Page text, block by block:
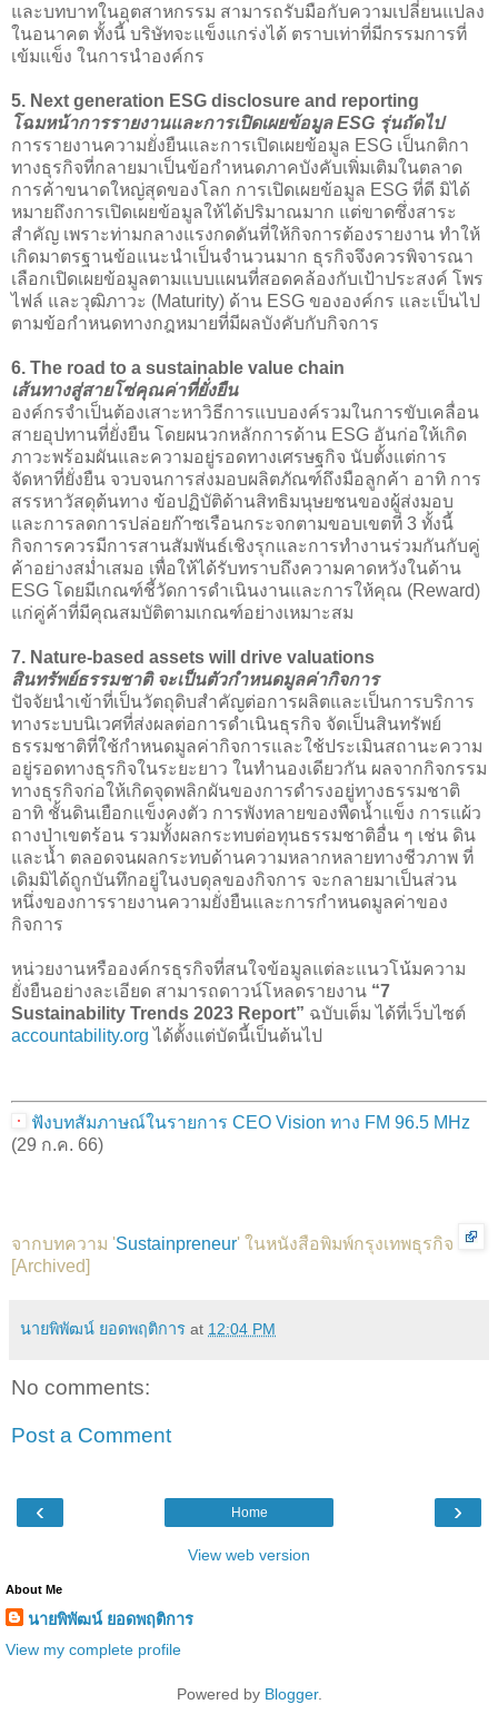
และบทบาทในอุตสาหกรรม สามารถรับมือกับความเปลี่ยนแปลง
ในอนาคต ทั้งนี้ บริษัทจะแข็งแกร่งได้ ตราบเท่าที่มีกรรมการที่
เข้มแข็ง ในการนำองค์กร
5. Next generation ESG disclosure and reporting
โฉมหน้าการรายงานและการเปิดเผยข้อมูล ESG รุ่นถัดไป
การรายงานความยั่งยืนและการเปิดเผยข้อมูล ESG เป็นกติกา
ทางธุรกิจที่กลายมาเป็นข้อกำหนดภาคบังคับเพิ่มเติมในตลาด
การค้าขนาดใหญ่สุดของโลก การเปิดเผยข้อมูล ESG ที่ดี มิได้
หมายถึงการเปิดเผยข้อมูลให้ได้ปริมาณมาก แต่ขาดซึ่งสาระ
สำคัญ เพราะท่ามกลางแรงกดดันที่ให้กิจการต้องรายงาน ทำให้
เกิดมาตรฐานข้อแนะนำเป็นจำนวนมาก ธุรกิจจึงควรพิจารณา
เลือกเปิดเผยข้อมูลตามแบบแผนที่สอดคล้องกับเป้าประสงค์ โพร
ไฟล์ และวุฒิภาวะ (Maturity) ด้าน ESG ขององค์กร และเป็นไป
ตามข้อกำหนดทางกฎหมายที่มีผลบังคับกับกิจการ
6. The road to a sustainable value chain
เส้นทางสู่สายโซ่คุณค่าที่ยั่งยืน
องค์กรจำเป็นต้องเสาะหาวิธีการแบบองค์รวมในการขับเคลื่อน
สายอุปทานที่ยั่งยืน โดยผนวกหลักการด้าน ESG อันก่อให้เกิด
ภาวะพร้อมผันและความอยู่รอดทางเศรษฐกิจ นับตั้งแต่การ
จัดหาที่ยั่งยืน จวบจนการส่งมอบผลิตภัณฑ์ถึงมือลูกค้า อาทิ การ
สรรหาวัสดุต้นทาง ข้อปฏิบัติด้านสิทธิมนุษยชนของผู้ส่งมอบ
และการลดการปล่อยก๊าซเรือนกระจกตามขอบเขตที่ 3 ทั้งนี้
กิจการควรมีการสานสัมพันธ์เชิงรุกและการทำงานร่วมกันกับคู่
ค้าอย่างสม่ำเสมอ เพื่อให้ได้รับทราบถึงความคาดหวังในด้าน
ESG โดยมีเกณฑ์ชี้วัดการดำเนินงานและการให้คุณ (Reward)
แก่คู่ค้าที่มีคุณสมบัติตามเกณฑ์อย่างเหมาะสม
7. Nature-based assets will drive valuations
สินทรัพย์ธรรมชาติ จะเป็นตัวกำหนดมูลค่ากิจการ
ปัจจัยนำเข้าที่เป็นวัตถุดิบสำคัญต่อการผลิตและเป็นการบริการ
ทางระบบนิเวศที่ส่งผลต่อการดำเนินธุรกิจ จัดเป็นสินทรัพย์
ธรรมชาติที่ใช้กำหนดมูลค่ากิจการและใช้ประเมินสถานะความ
อยู่รอดทางธุรกิจในระยะยาว ในทำนองเดียวกัน ผลจากกิจกรรม
ทางธุรกิจก่อให้เกิดจุดพลิกผันของการดำรงอยู่ทางธรรมชาติ
อาทิ ชั้นดินเยือกแข็งคงตัว การพังทลายของพืดน้ำแข็ง การแผ้ว
ถางป่าเขตร้อน รวมทั้งผลกระทบต่อทุนธรรมชาติอื่น ๆ เช่น ดิน
และน้ำ ตลอดจนผลกระทบด้านความหลากหลายทางชีวภาพ ที่
เดิมมิได้ถูกบันทึกอยู่ในงบดุลของกิจการ จะกลายมาเป็นส่วน
หนึ่งของการรายงานความยั่งยืนและการกำหนดมูลค่าของ
กิจการ
หน่วยงานหรือองค์กรธุรกิจที่สนใจข้อมูลแต่ละแนวโน้มความ
ยั่งยืนอย่างละเอียด สามารถดาวน์โหลดรายงาน “7
Sustainability Trends 2023 Report” ฉบับเต็ม ได้ที่เว็บไซต์
accountability.org ได้ตั้งแต่บัดนี้เป็นต้นไป
ฟังบทสัมภาษณ์ในรายการ CEO Vision ทาง FM 96.5 MHz
(29 ก.ค. 66)
จากบทความ 'Sustainpreneur' ในหนังสือพิมพ์กรุงเทพธุรกิจ
[Archived]
นายพิพัฒน์ ยอดพฤติการ at 12:04 PM
No comments:
Post a Comment
‹ ›
Home
View web version
About Me
นายพิพัฒน์ ยอดพฤติการ
View my complete profile
Powered by Blogger.